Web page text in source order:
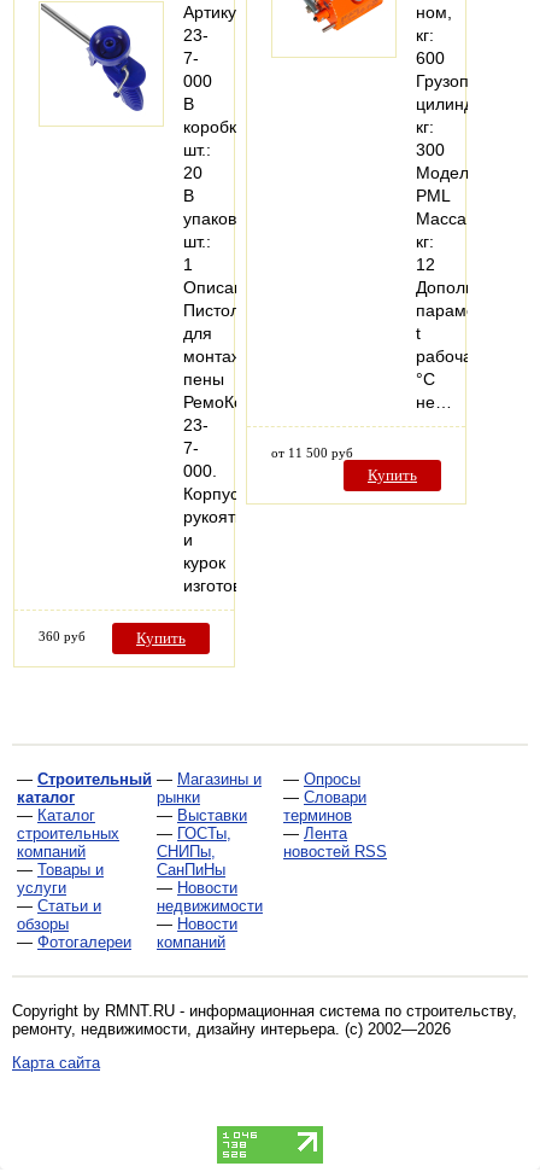
Артикул:
23-
7-
000
В
коробке,
шт.:
20
В
упаковке,
шт.:
1
Описание:
Пистолет
для
монтажной
пены
РемоКолор
23-
7-
000.
Корпус,
рукоятка
и
курок
изготовлены…
360 руб Купить
ном,
кг:
600
цилиндров,
кг:
300
Модель
PML
Масса,
кг:
12
параметры
t
рабочая,
°С
не…
от 11 500 руб
Купить
— Строительный
каталог
— Каталог
строительных
компаний
— Товары и
услуги
— Статьи и
обзоры
— Фотогалереи
— Магазины и
рынки
— Выставки
— ГОСТы,
СНИПы,
СанПиНы
— Новости
недвижимости
— Новости
компаний
— Опросы
— Словари
терминов
— Лента
новостей RSS
Copyright by RMNT.RU - информационная система по строительству,
ремонту, недвижимости, дизайну интерьера . (c) 2002—2026
Карта сайта